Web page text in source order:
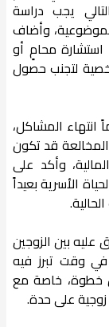
يجب دراسة
وأضاف
محامٍ أو
لتجنب حصول
انتهاء المشاكل،
قد تكون
وأكد على
الأسرية بعيداً
عليه بين الزوجين
في وقت تبرز فيه
خطوة، خاصة مع
على حدة.